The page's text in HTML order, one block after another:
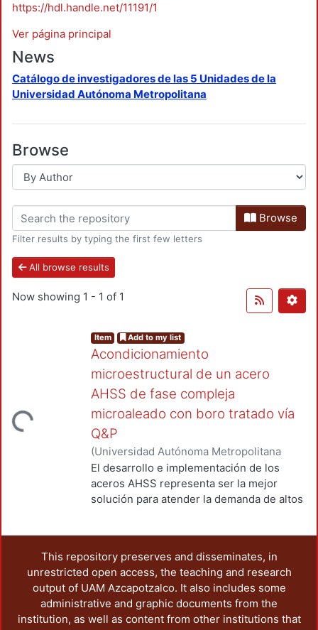
https://hdl.handle.net/11191/1
Ver página principal
News
Catálogo de investigadores de las 5 Unidades de la
Universidad Autónoma Metropolitana
Browse
Browse
Filter results by typing the first few letters
All browse results
Now showing 1 - 1 of 1
Loading...
Item Add to my list
Acondicionamiento
microestructural de un acero
AHSS de fase compleja
microaleado con boro tratado vía
Q&P
(Universidad Autónoma Metropolitana
(México). Unidad Azcapotzalco. División
de Ciencias Básicas e Ingeniería.,2020
Salas Reyes, Antonio Enrique;Acevedo
Ruíz Tamayo, Agustín Gerardo
El desarrollo e implementación de los
aceros AHSS representa ser la mejor
solución para atender la demanda de altos
investigación tiene como objetivo
caracterizar estructural, microestructural y
mecánicamente un acero de última
generación de fase compleja microaleado
con boro, laminado en caliente y en frío y
This repository preserves and disseminates, in
unrestricted open access, the teaching and research
output of UAM Azcapotzalco. It also includes some
administrative and graphic documents from the
institution, as well as content from other institutions that